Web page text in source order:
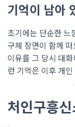
기억이 남아
초기에는 단순한 느
구체 장면이 함께
이유를 그 당시 대
런 기억은 이후 개
처인구흥